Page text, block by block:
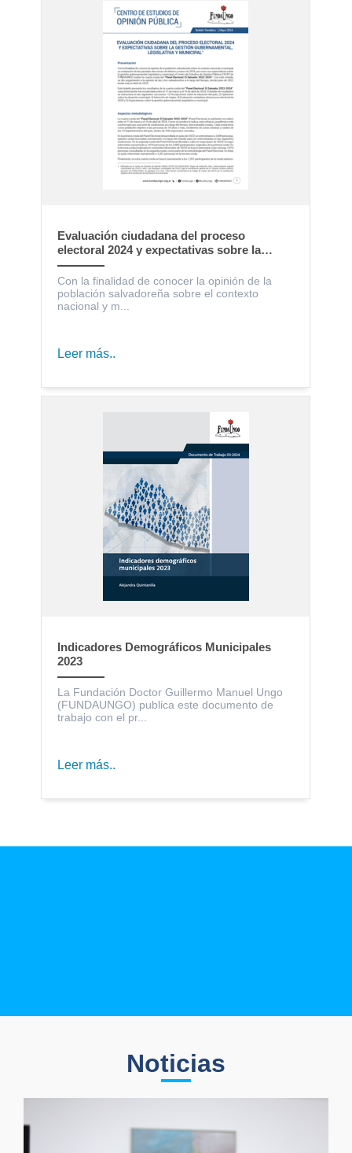
Evaluación ciudadana del proceso
electoral 2024 y expectativas sobre la
gestión gubernamental, legislativa y
municipal
Con la finalidad de conocer la opinión de la
población salvadoreña sobre el contexto
nacional y m...
Leer más..
Indicadores Demográficos Municipales
2023
La Fundación Doctor Guillermo Manuel Ungo
(FUNDAUNGO) publica este documento de
trabajo con el pr...
Leer más..
Noticias